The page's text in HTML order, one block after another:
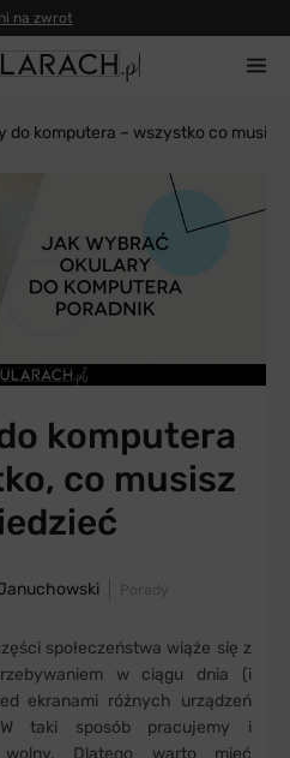
na zwrot
do komputera – wszystko co
komputera
co musisz
Porady
społeczeństwa wiąże się z
w ciągu dnia (i
ekranami różnych urządzeń
W taki sposób pracujemy i
Dlatego warto mieć